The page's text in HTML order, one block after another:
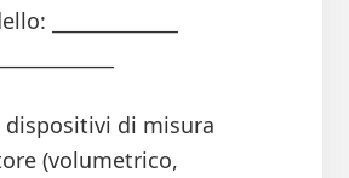
_____________
dispositivi di misura
(volumetrico,